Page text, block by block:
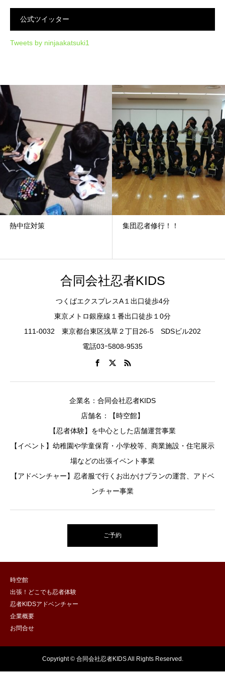
公式ツイッター
Tweets by ninjaakatsuki1
熱中症対策 集団忍者修行！！
合同会社忍者KIDS
つくばエクスプレスA１出口徒歩4分
東京メトロ銀座線１番出口徒歩１0分
111-0032 東京都台東区浅草２丁目26-5 SDSビル202
電話03ｰ5808-9535
企業名：合同会社忍者KIDS
店舗名：【時空館】
【忍者体験】を中心とした店舗運営事業
【イベント】幼稚園や学童保育・小学校等、商業施設・住宅展示
場などの出張イベント事業
【アドベンチャー】忍者服で行くお出かけプランの運営、アドベ
ンチャー事業
ご予約
時空館
出張！どこでも忍者体験
忍者KIDSアドベンチャー
企業概要
お問合せ
Copyright © 合同会社忍者KIDS All Rights Reserved.